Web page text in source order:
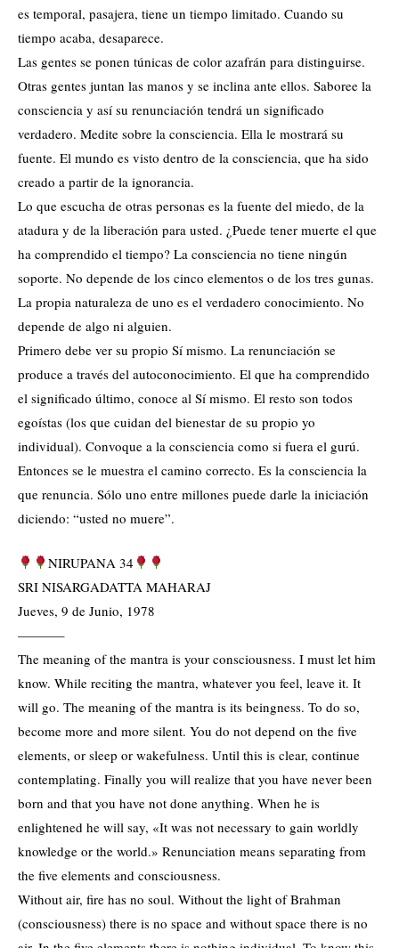
es temporal, pasajera, tiene un tiempo limitado. Cuando su
tiempo acaba, desaparece.
Las gentes se ponen túnicas de color azafrán para distinguirse.
Otras gentes juntan las manos y se inclina ante ellos. Saboree la
consciencia y así su renunciación tendrá un significado
verdadero. Medite sobre la consciencia. Ella le mostrará su
fuente. El mundo es visto dentro de la consciencia, que ha sido
creado a partir de la ignorancia.
Lo que escucha de otras personas es la fuente del miedo, de la
atadura y de la liberación para usted. ¿Puede tener muerte el que
ha comprendido el tiempo? La consciencia no tiene ningún
soporte. No depende de los cinco elementos o de los tres gunas.
La propia naturaleza de uno es el verdadero conocimiento. No
depende de algo ni alguien.
Primero debe ver su propio Sí mismo. La renunciación se
produce a través del autoconocimiento. El que ha comprendido
el significado último, conoce al Sí mismo. El resto son todos
egoístas (los que cuidan del bienestar de su propio yo
individual). Convoque a la consciencia como si fuera el gurú.
Entonces se le muestra el camino correcto. Es la consciencia la
que renuncia. Sólo uno entre millones puede darle la iniciación
diciendo: “usted no muere”.
NIRUPANA 34
SRI NISARGADATTA MAHARAJ
Jueves, 9 de Junio, 1978
———–
The meaning of the mantra is your consciousness. I must let him
know. While reciting the mantra, whatever you feel, leave it. It
will go. The meaning of the mantra is its beingness. To do so,
become more and more silent. You do not depend on the five
elements, or sleep or wakefulness. Until this is clear, continue
contemplating. Finally you will realize that you have never been
born and that you have not done anything. When he is
enlightened he will say, «It was not necessary to gain worldly
knowledge or the world.» Renunciation means separating from
the five elements and consciousness.
Without air, fire has no soul. Without the light of Brahman
(consciousness) there is no space and without space there is no